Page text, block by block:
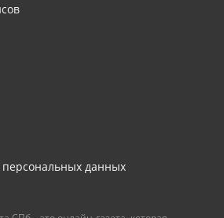
персональных данных